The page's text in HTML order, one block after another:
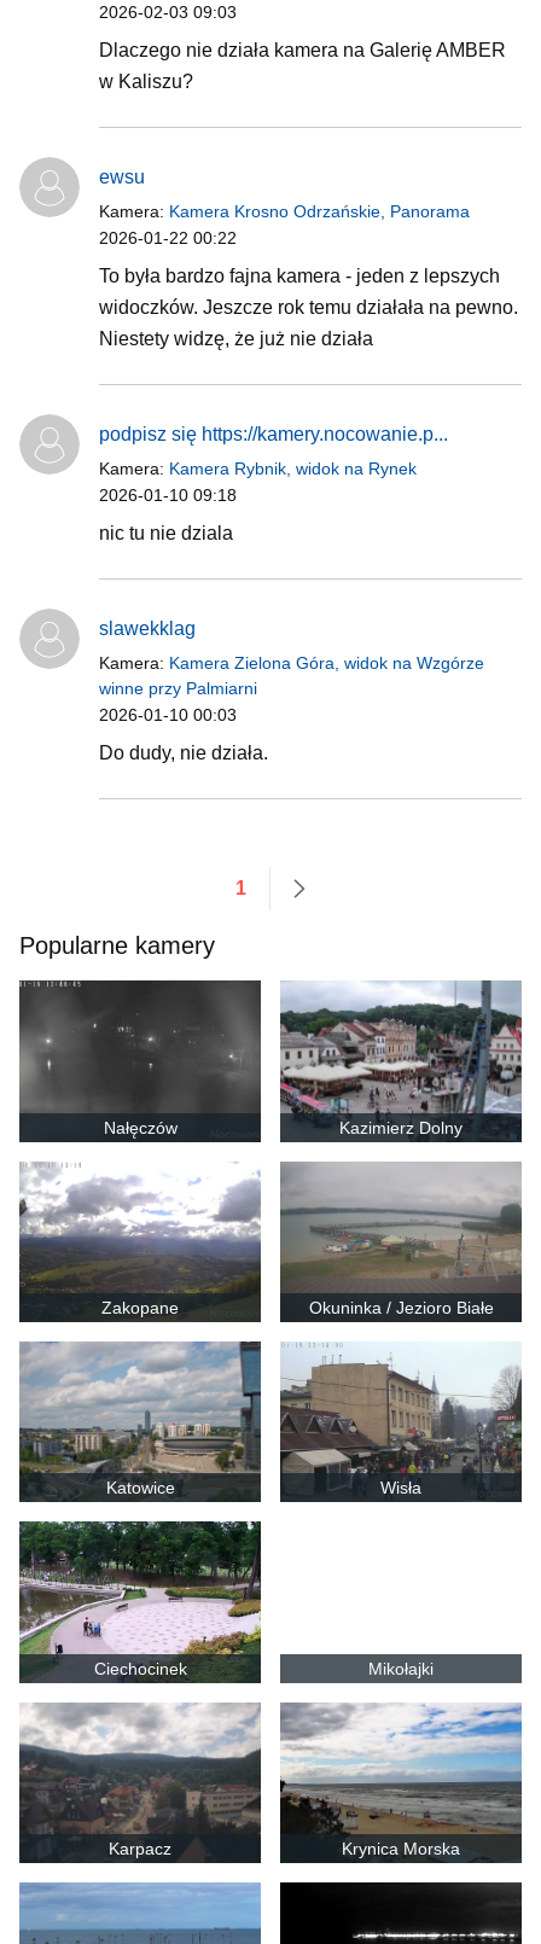
2026-02-03 09:03
Dlaczego nie działa kamera na Galerię AMBER
w Kaliszu?
ewsu
Kamera: Kamera Krosno Odrzańskie, Panorama
2026-01-22 00:22
To była bardzo fajna kamera - jeden z lepszych
widoczków. Jeszcze rok temu działała na pewno.
Niestety widzę, że już nie działa
podpisz się https://kamery.nocowanie.p...
Kamera: Kamera Rybnik, widok na Rynek
2026-01-10 09:18
nic tu nie dziala
slawekklag
Kamera: Kamera Zielona Góra, widok na Wzgórze
winne przy Palmiarni
2026-01-10 00:03
Do dudy, nie działa.
1
Popularne kamery
Nałęczów Kazimierz Dolny
Zakopane Okuninka / Jezioro Białe
Katowice Wisła
Ciechocinek Mikołajki
Karpacz Krynica Morska